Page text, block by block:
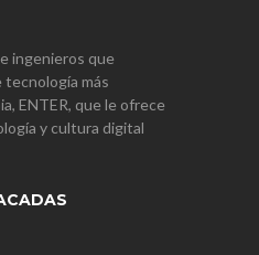
ingenieros que
tecnología más
ENTER, que le ofrece
y cultura digital